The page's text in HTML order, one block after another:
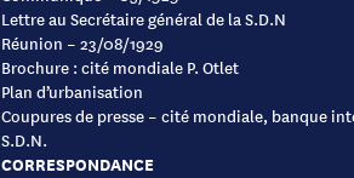
Lettre au Secrétaire général de la S.D.N
Réunion – 23/08/1929
Brochure : cité mondiale P. Otlet
Plan d’urbanisation
Coupures de presse – cité mondiale, banque
S.D.N.
CORRESPONDANCE